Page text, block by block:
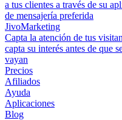
a tus clientes a través de su
de mensajería preferida
JivoMarketing
Capta la atención de tus
capta su interés antes de que
vayan
Precios
Afiliados
Ayuda
Aplicaciones
Blog